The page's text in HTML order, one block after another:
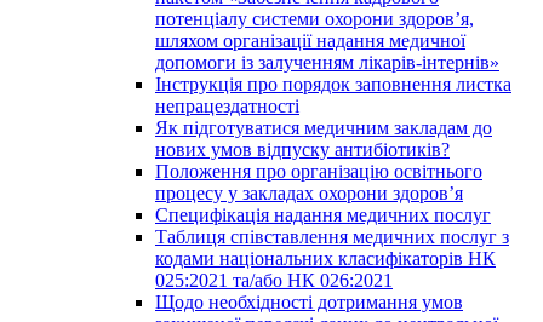
потенціалу системи охорони здоров’я,
шляхом організації надання медичної
допомоги із залученням лікарів-інтернів»
Інструкція про порядок заповнення листка
непрацездатності
Як підготуватися медичним закладам до
нових умов відпуску антибіотиків?
Положення про організацію освітнього
процесу у закладах охорони здоров’я
Специфікація надання медичних послуг
Таблиця співставлення медичних послуг з
кодами національних класифікаторів НК
025:2021 та/або НК 026:2021
Щодо необхідності дотримання умов